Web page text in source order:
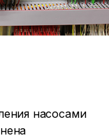
насосами